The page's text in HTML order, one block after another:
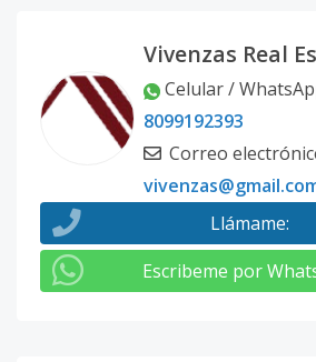
Vivenzas Real
Celular /
8099192393
Correo
Llámame:
Escribeme por